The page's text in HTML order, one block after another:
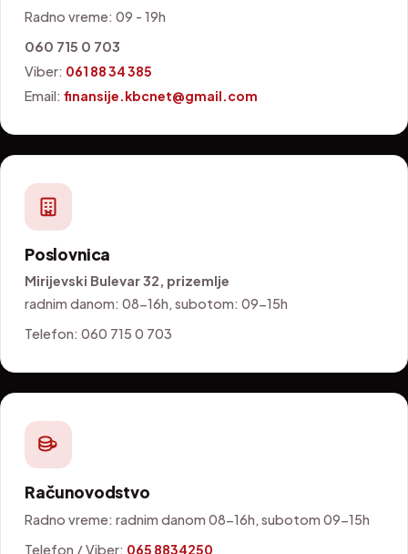
Radno vreme: 09 - 19h
060 715 0 703
Viber: 061 88 34 385
Email: finansije.kbcnet@gmail.com
Poslovnica
Mirijevski Bulevar 32, prizemlje
radnim danom: 08-16h, subotom: 09-15h
Telefon: 060 715 0 703
Računovodstvo
Radno vreme: radnim danom 08-16h, subotom 09-15h
Telefon / Viber: 065 8834250